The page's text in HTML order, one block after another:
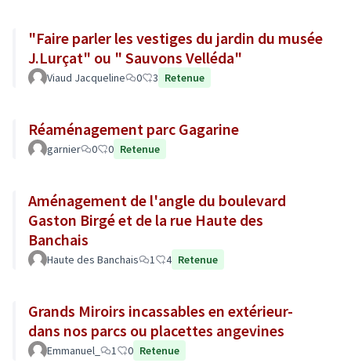
"Faire parler les vestiges du jardin du musée
J.Lurçat" ou " Sauvons Velléda"
Viaud Jacqueline 0 3 Retenue
Réaménagement parc Gagarine
garnier 0 0 Retenue
Aménagement de l'angle du boulevard
Gaston Birgé et de la rue Haute des
Banchais
Haute des Banchais 1 4 Retenue
Grands Miroirs incassables en extérieur-
dans nos parcs ou placettes angevines
Emmanuel_ 1 0 Retenue